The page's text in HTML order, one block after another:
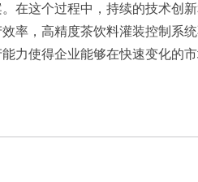
在这个过程中，持续的技术创
率，高精度茶饮料灌装控制系
力使得企业能够在快速变化的